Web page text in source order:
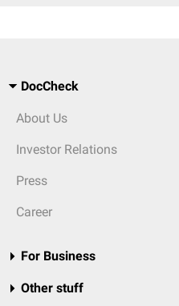
DocCheck
About Us
Investor Relations
Press
Career
For Business
Other stuff